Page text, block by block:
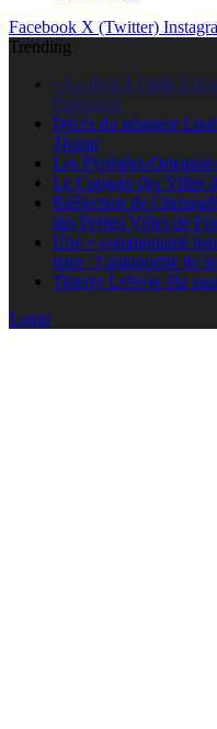
Facebook X (Twitter)
Trending
Décès du sénateur
Trump
Les Pyrénées-
Le Congrès des Villes
Réélection de
des Petites Villes de
Une « communauté
terre : l’autonomie de
Thierry Lefevre élu
Login